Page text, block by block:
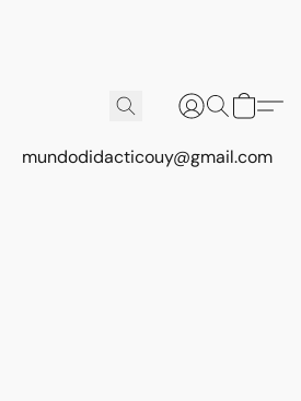
mundodidacticouy@gmail.com